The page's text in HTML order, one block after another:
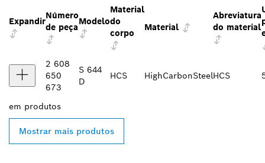
Expandir
Número
de peça
Modelo
Material
do
corpo
Material
Abreviatura
do material
2 608
650
673
S 644
D
HCS HighCarbonSteelHCS
em produtos
Mostrar mais produtos